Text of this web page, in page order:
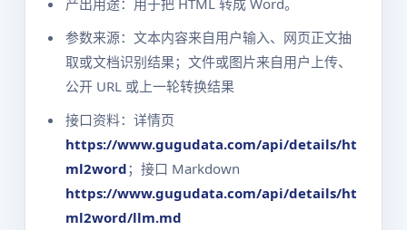
产出用途：用于把 HTML 转成 Word。
参数来源：文本内容来自用户输入、网页正文抽
取或文档识别结果；文件或图片来自用户上传、
公开 URL 或上一轮转换结果
接口资料：详情页
https://www.gugudata.com/api/details/ht
ml2word；接口 Markdown
https://www.gugudata.com/api/details/ht
ml2word/llm.md